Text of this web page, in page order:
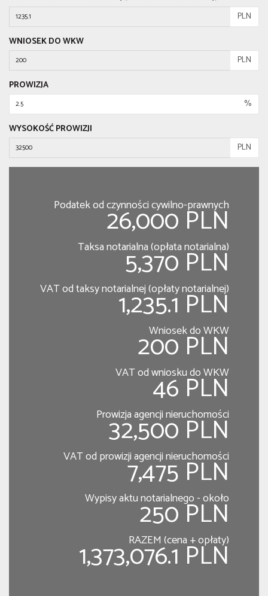
PLN
WNIOSEK DO WKW
PLN
PROWIZJA
%
WYSOKOŚĆ PROWIZJI
PLN
Podatek od czynności cywilno-prawnych
26,000 PLN
Taksa notarialna (opłata notarialna)
5,370 PLN
VAT od taksy notarialnej (opłaty notarialnej)
1,235.1 PLN
Wniosek do WKW
200 PLN
VAT od wniosku do WKW
46 PLN
Prowizja agencji nieruchomości
32,500 PLN
VAT od prowizji agencji nieruchomości
7,475 PLN
Wypisy aktu notarialnego - około
250 PLN
RAZEM (cena + opłaty)
1,373,076.1 PLN